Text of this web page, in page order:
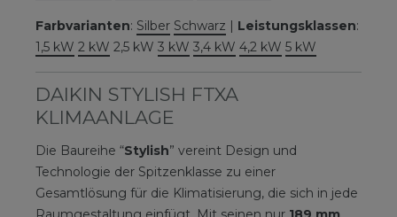
Farbvarianten: Silber Schwarz | Leistungsklassen:
1,5 kW 2 kW 2,5 kW 3 kW 3,4 kW 4,2 kW 5 kW
DAIKIN STYLISH FTXA
KLIMAANLAGE
Die Baureihe “Stylish” vereint Design und
Technologie der Spitzenklasse zu einer
Gesamtlösung für die Klimatisierung, die sich in jede